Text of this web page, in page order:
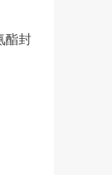
酯封